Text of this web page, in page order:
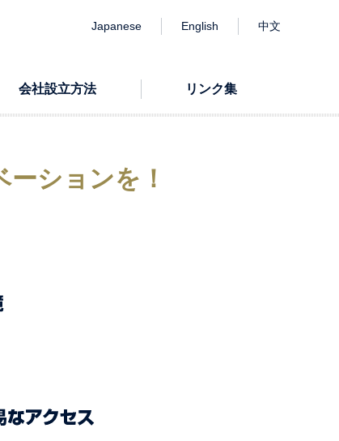
Japanese English 中文
会社設立方法 リンク集
ションを！